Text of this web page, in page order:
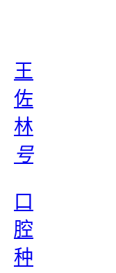
王
佐
林
号
口
腔
种